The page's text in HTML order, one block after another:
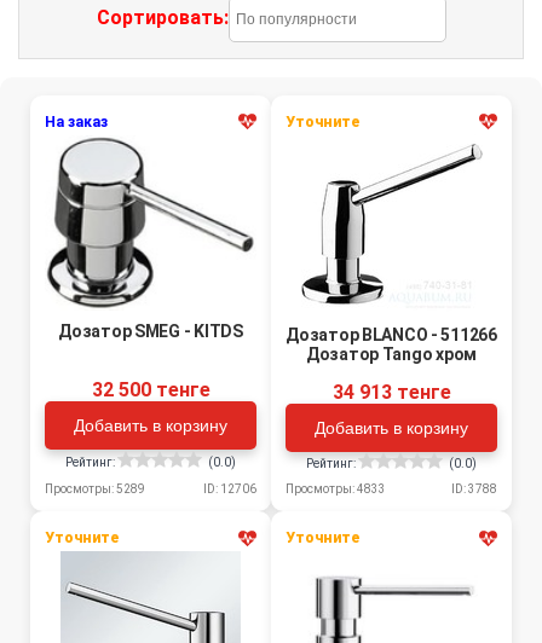
Сортировать:
На заказ
Дозатор SMEG - KITDS
32 500 тенге
Добавить в корзину
Рейтинг:
(0.0)
Просмотры: 5289
ID: 12706
Уточните
Дозатор BLANCO - 511266
Дозатор Tango хром
34 913 тенге
Добавить в корзину
Рейтинг:
(0.0)
Просмотры: 4833
ID: 3788
Уточните Уточните